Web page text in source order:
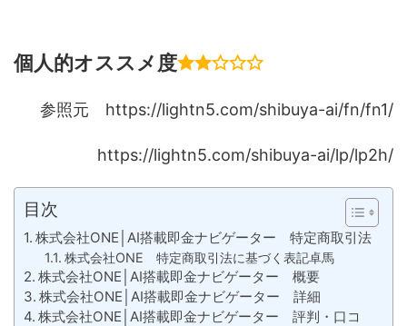
個人的オススメ度
参照元 https://lightn5.com/shibuya-ai/fn/fn1/
https://lightn5.com/shibuya-ai/lp/lp2h/
目次
株式会社ONE│AI搭載即金ナビゲーター 特定商取引法
株式会社ONE 特定商取引法に基づく表記卓馬
株式会社ONE│AI搭載即金ナビゲーター 概要
株式会社ONE│AI搭載即金ナビゲーター 詳細
株式会社ONE│AI搭載即金ナビゲーター 評判・口コ